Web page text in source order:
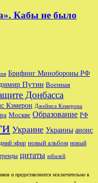
Кабы не было
Брифинг Минобороны РФ
Путин Военная
Донбасса
Кэмерон Джеймса Кэмерона
Москве Образование РФ
Украине Украины анонс
эфир новый альбом новый
тренды цитаты юбилей
и предоставляются исключительно в